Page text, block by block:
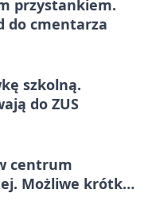
przystankiem.
do cmentarza
szkolną.
do ZUS
centrum
Możliwe krótkie